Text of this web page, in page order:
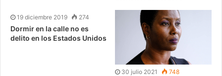
19 diciembre 2019 274
Dormir en la calle no es
delito en los Estados Unidos
30 julio 2021 748